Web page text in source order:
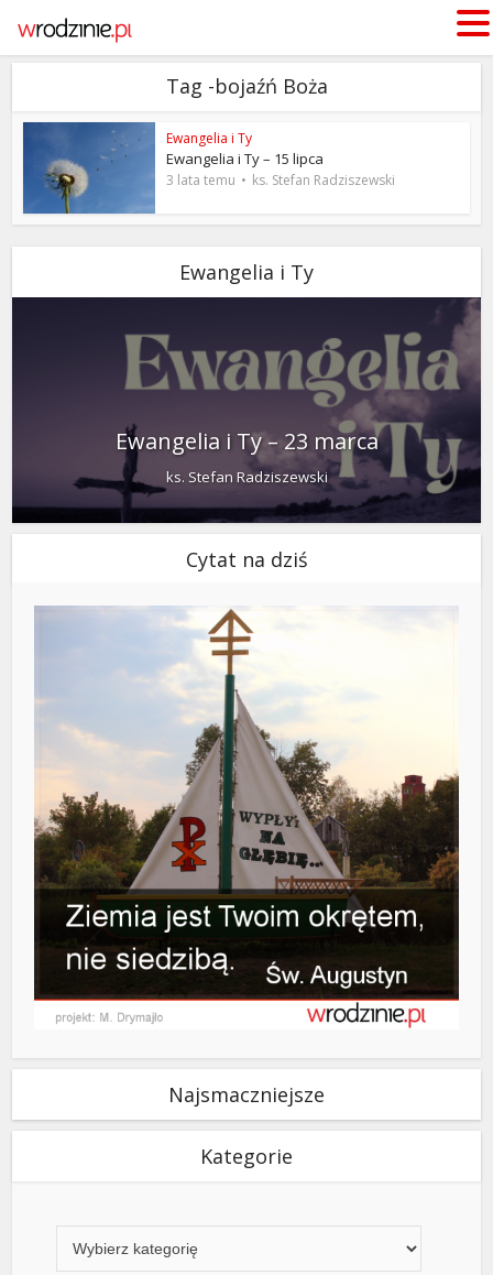
Tag -bojaźń Boża
Ewangelia i Ty
Ewangelia i Ty – 15 lipca
3 lata temu ks. Stefan Radziszewski
Ewangelia i Ty
Ewangelia i Ty – 23 marca
ks. Stefan Radziszewski
Cytat na dziś
Najsmaczniejsze
Kategorie